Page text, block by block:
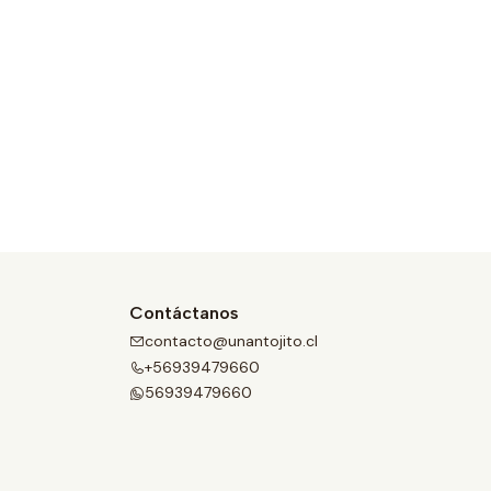
Contáctanos
contacto@unantojito.cl
+56939479660
56939479660